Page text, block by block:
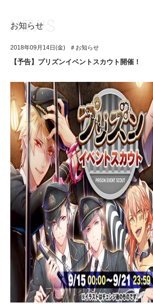
アプリゲーム
イベント・キャンペーン
ミュージック
グッズ・本
ギャラリー
ユニット&キャラクター
アプリゲーム
イベント・キャンペーン
ミュージック
グッズ・本
ギャラリー
お知らせ
2018年09月14日(金) ＃お知らせ
【予告】プリズンイベントスカウト開催！